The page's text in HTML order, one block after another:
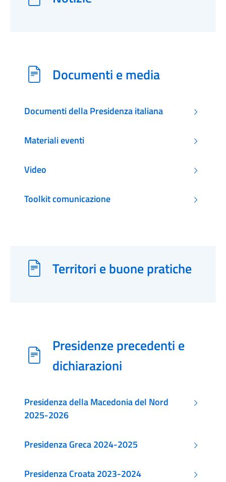
Documenti e media
Documenti della Presidenza italiana
Materiali eventi
Video
Toolkit comunicazione
Territori e buone pratiche
Presidenze precedenti e
dichiarazioni
Presidenza della Macedonia del Nord
2025-2026
Presidenza Greca 2024-2025
Presidenza Croata 2023-2024